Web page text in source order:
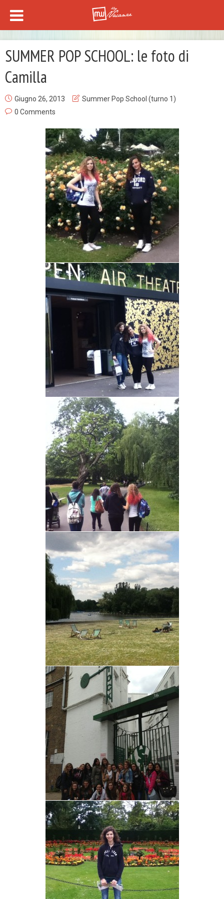
SUMMER POP SCHOOL: le foto di
Camilla
Giugno 26, 2013
Summer Pop School (turno 1)
0 Comments